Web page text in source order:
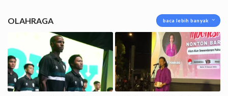
OLAHRAGA baca lebih banyak